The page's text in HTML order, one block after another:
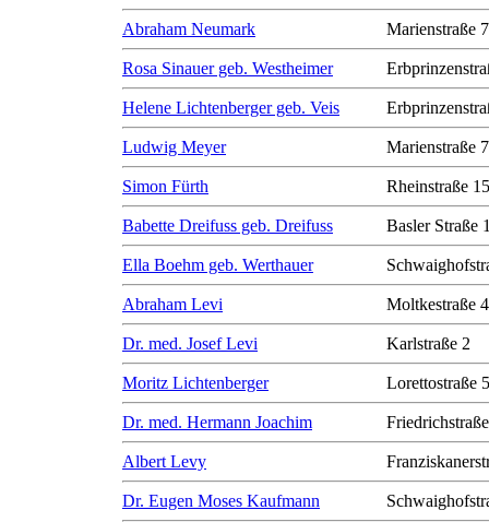
Abraham Neumark Marienstraße 7
Rosa Sinauer geb. Westheimer
Helene Lichtenberger geb. Veis
Ludwig Meyer Marienstraße 7
Simon Fürth Rheinstraße 15
Babette Dreifuss geb. Dreifuss Basler Straße
Ella Boehm geb. Werthauer
Abraham Levi Moltkestraße
Dr. med. Josef Levi Karlstraße 2
Moritz Lichtenberger Lorettostraße
Dr. med. Hermann Joachim
Albert Levy
Dr. Eugen Moses Kaufmann